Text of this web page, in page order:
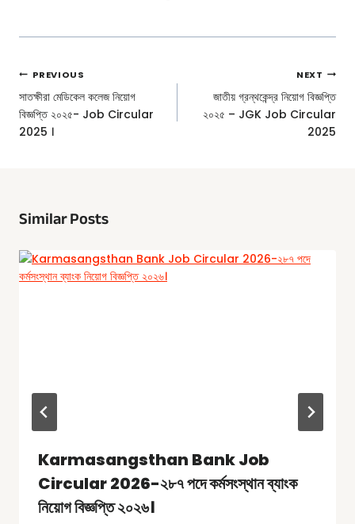
Post
Navigation
PREVIOUS
সাতক্ষীরা মেডিকেল কলেজ নিয়োগ
বিজ্ঞপ্তি ২০২৫- Job Circular
2025 ।
NEXT
জাতীয় গ্রন্থকেন্দ্র নিয়োগ বিজ্ঞপ্তি
২০২৫ – JGK Job Circular
2025
Similar Posts
Karmasangsthan Bank Job
Circular 2026-২৮৭ পদে কর্মসংস্থান ব্যাংক
নিয়োগ বিজ্ঞপ্তি ২০২৬।